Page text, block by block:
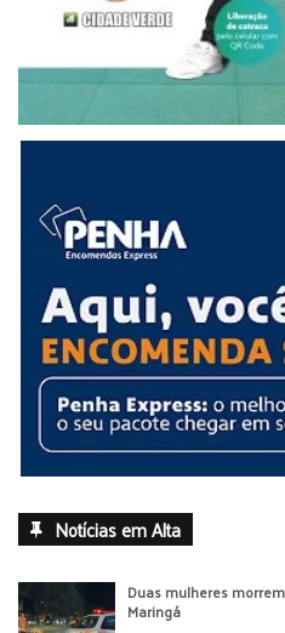
Notícias em Alta
Duas mulheres
Maringá